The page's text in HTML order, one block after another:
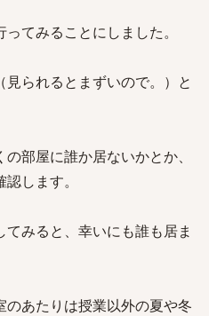
てみることにしました。
られるとまずいので。）と
部屋に誰か居ないかとか、
します。
みると、幸いにも誰も居ま
あたりは授業以外の夏や冬